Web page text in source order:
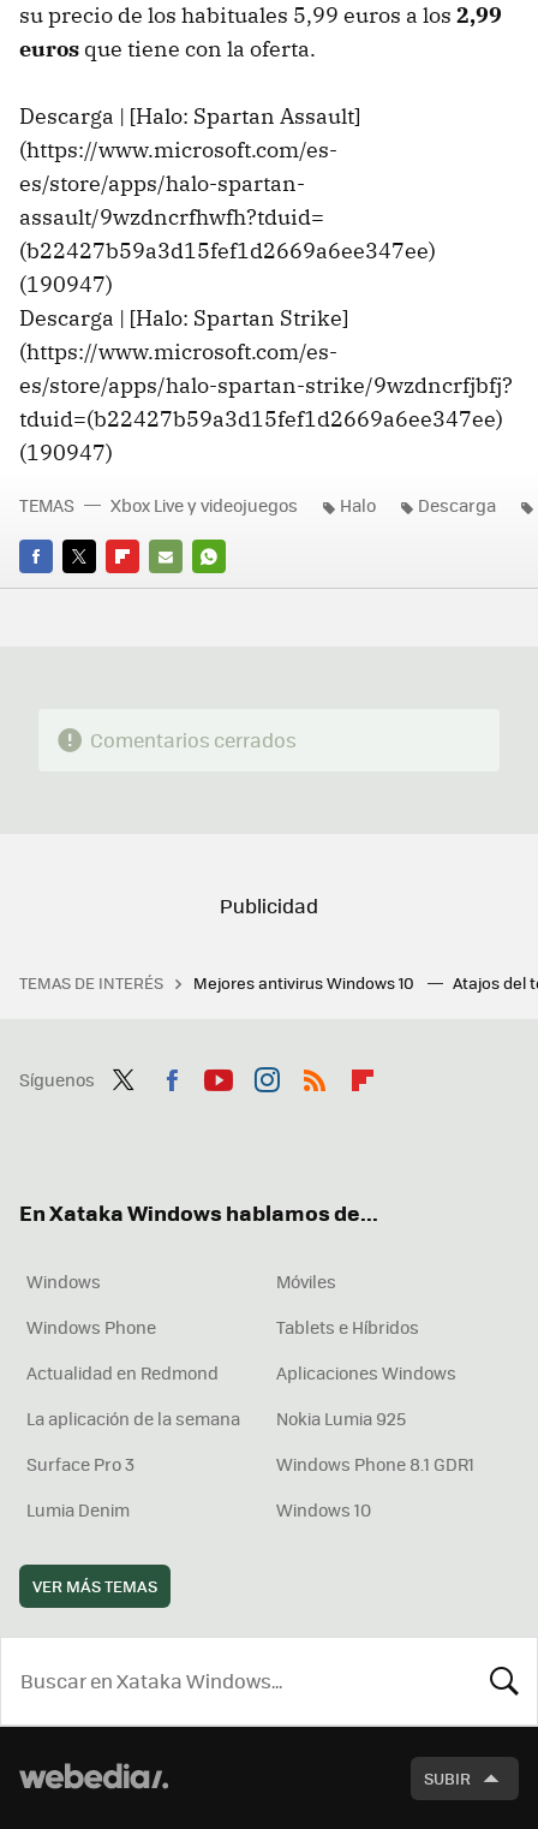
su precio de los habituales 5,99 euros a los 2,99
euros que tiene con la oferta.
Descarga | [Halo: Spartan Assault]
(https://www.microsoft.com/es-
es/store/apps/halo-spartan-
assault/9wzdncrfhwfh?tduid=
(b22427b59a3d15fef1d2669a6ee347ee)
(190947)
Descarga | [Halo: Spartan Strike]
(https://www.microsoft.com/es-
es/store/apps/halo-spartan-strike/9wzdncrfjbfj?
tduid=(b22427b59a3d15fef1d2669a6ee347ee)
(190947)
FACEBOOK
TWITTERFLIPBOARD
E-
WHATSAPP
TEMAS Xbox Live y videojuegos Halo Descarga
Comentarios cerrados
TEMAS DE INTERÉS Mejores antivirus Windows 10 Atajos del
Síguenos
En Xataka Windows hablamos de...
Windows
Móviles
Windows Phone
Tablets e Híbridos
Actualidad en Redmond
Aplicaciones Windows
La aplicación de la semana
Nokia Lumia 925
Surface Pro 3
Windows Phone 8.1 GDR1
Lumia Denim
Windows 10
VER MÁS TEMAS
SUBIR